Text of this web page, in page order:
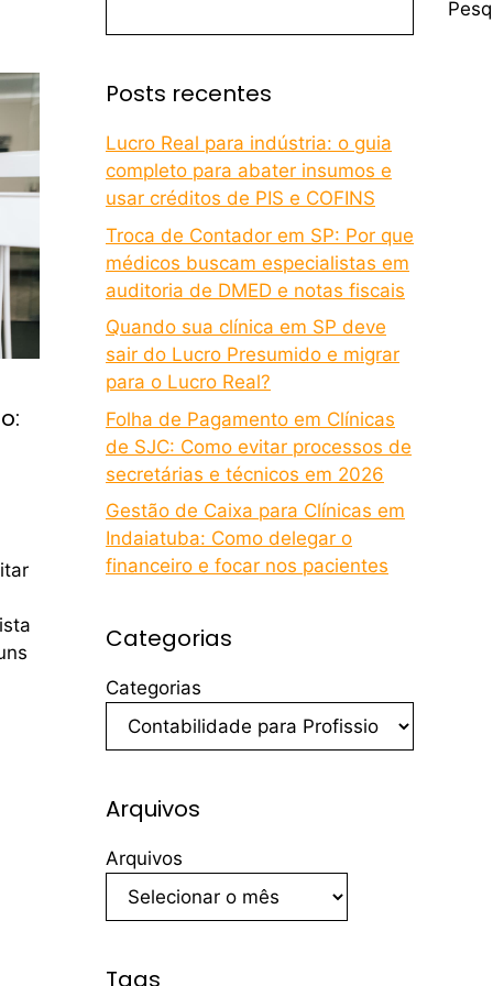
Posts recentes
Lucro Real para indústria: o guia
completo para abater insumos e
usar créditos de PIS e COFINS
Troca de Contador em SP: Por que
médicos buscam especialistas em
auditoria de DMED e notas fiscais
Quando sua clínica em SP deve
sair do Lucro Presumido e migrar
para o Lucro Real?
Folha de Pagamento em Clínicas
de SJC: Como evitar processos de
secretárias e técnicos em 2026
Gestão de Caixa para Clínicas em
Indaiatuba: Como delegar o
financeiro e focar nos pacientes
Categorias
Categorias
Arquivos
Arquivos
Tags